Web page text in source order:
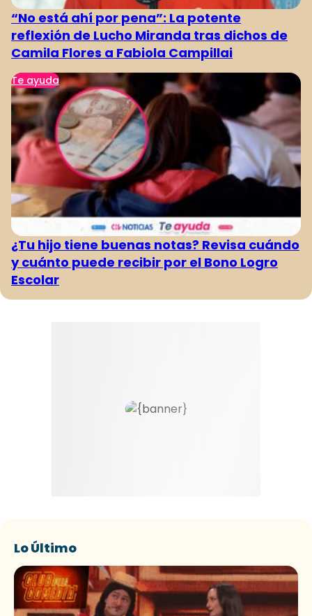
“No está ahí por pena”: La potente
reflexión de Lucho Miranda tras dichos de
Camila Flores a Fabiola Campillai
Te ayuda
¿Tu hijo tiene buenas notas? Revisa cuándo
y cuánto puede recibir por el Bono Logro
Escolar
Lo Último